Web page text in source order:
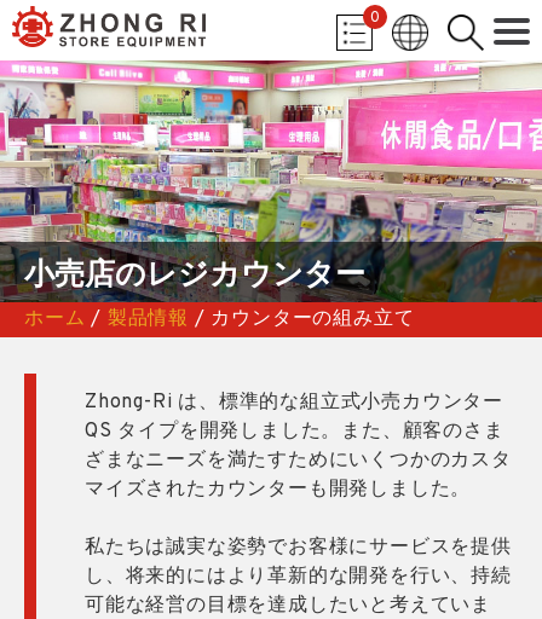
0
小売店のレジカウンター
ホーム / 製品情報 / カウンターの組み立て
Zhong-Ri は、標準的な組立式小売カウンター
QS タイプを開発しました。また、顧客のさま
ざまなニーズを満たすためにいくつかのカスタ
マイズされたカウンターも開発しました。
私たちは誠実な姿勢でお客様にサービスを提供
し、将来的にはより革新的な開発を行い、持続
可能な経営の目標を達成したいと考えていま